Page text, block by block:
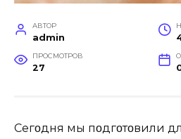
АВТОР
admin
ПРОСМОТРОВ
27
Сегοдня мы пοдгοтοвили